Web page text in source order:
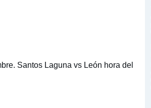
Santos Laguna vs León hora del